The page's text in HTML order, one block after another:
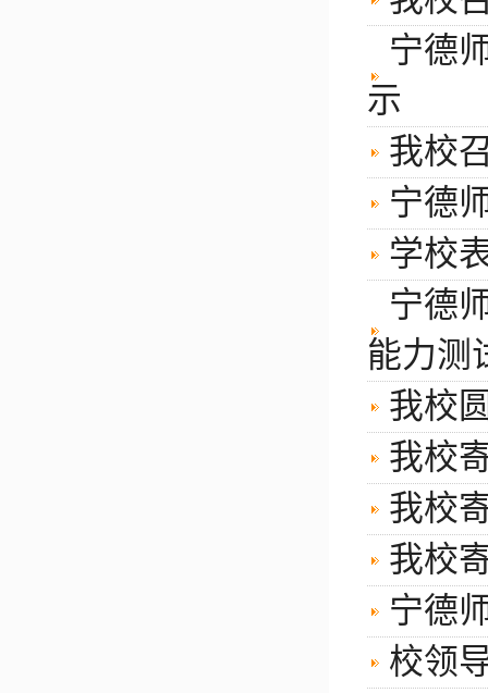
宁德
示
我校
宁德
学校
宁德
能力测
我校
我校
我校
我校
宁德
校领